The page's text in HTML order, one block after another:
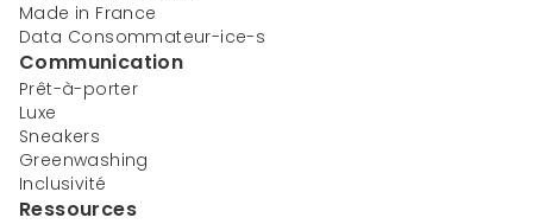
Made in France
Data Consommateur-ice-s
Communication
Prêt-à-porter
Luxe
Sneakers
Greenwashing
Inclusivité
Ressources